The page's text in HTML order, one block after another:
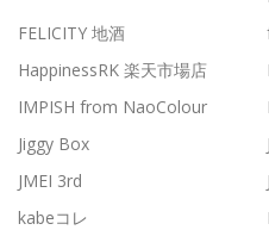
FELICITY 地酒
HappinessRK 楽天市場店
IMPISH from NaoColour
Jiggy Box
JMEI 3rd
kabeコレ